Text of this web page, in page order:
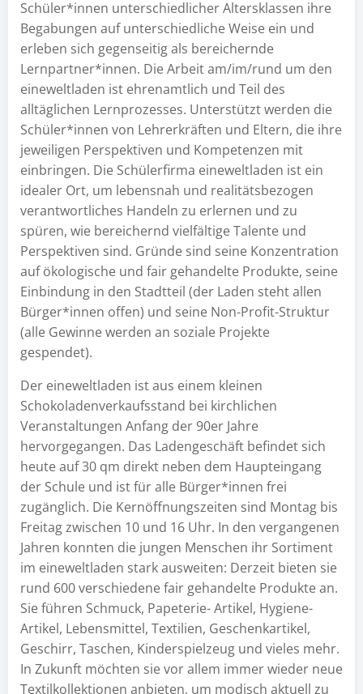
Schüler*innen unterschiedlicher Altersklassen ihre
Begabungen auf unterschiedliche Weise ein und
erleben sich gegenseitig als bereichernde
Lernpartner*innen. Die Arbeit am/im/rund um den
eineweltladen ist ehrenamtlich und Teil des
alltäglichen Lernprozesses. Unterstützt werden die
Schüler*innen von Lehrerkräften und Eltern, die ihre
jeweiligen Perspektiven und Kompetenzen mit
einbringen. Die Schülerfirma eineweltladen ist ein
idealer Ort, um lebensnah und realitätsbezogen
verantwortliches Handeln zu erlernen und zu
spüren, wie bereichernd vielfältige Talente und
Perspektiven sind. Gründe sind seine Konzentration
auf ökologische und fair gehandelte Produkte, seine
Einbindung in den Stadtteil (der Laden steht allen
Bürger*innen offen) und seine Non-Profit-Struktur
(alle Gewinne werden an soziale Projekte
gespendet).
Der eineweltladen ist aus einem kleinen
Schokoladenverkaufsstand bei kirchlichen
Veranstaltungen Anfang der 90er Jahre
hervorgegangen. Das Ladengeschäft befindet sich
heute auf 30 qm direkt neben dem Haupteingang
der Schule und ist für alle Bürger*innen frei
zugänglich. Die Kernöffnungszeiten sind Montag bis
Freitag zwischen 10 und 16 Uhr. In den vergangenen
Jahren konnten die jungen Menschen ihr Sortiment
im eineweltladen stark ausweiten: Derzeit bieten sie
rund 600 verschiedene fair gehandelte Produkte an.
Sie führen Schmuck, Papeterie- Artikel, Hygiene-
Artikel, Lebensmittel, Textilien, Geschenkartikel,
Geschirr, Taschen, Kinderspielzeug und vieles mehr.
In Zukunft möchten sie vor allem immer wieder neue
Textilkollektionen anbieten, um modisch aktuell zu